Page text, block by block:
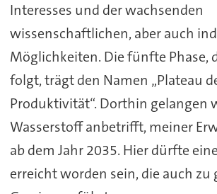
Interesses und der wachsenden
wissenschaftlichen, aber auch
Möglichkeiten. Die fünfte Phase,
folgt, trägt den Namen „Plateau
Produktivität“. Dorthin gelangen
Wasserstoff anbetrifft, meiner
ab dem Jahr 2035. Hier dürfte
erreicht worden sein, die auch zu